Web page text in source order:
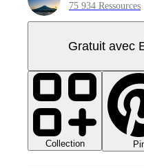
75 934 Ressources
Gratuit avec
Collection